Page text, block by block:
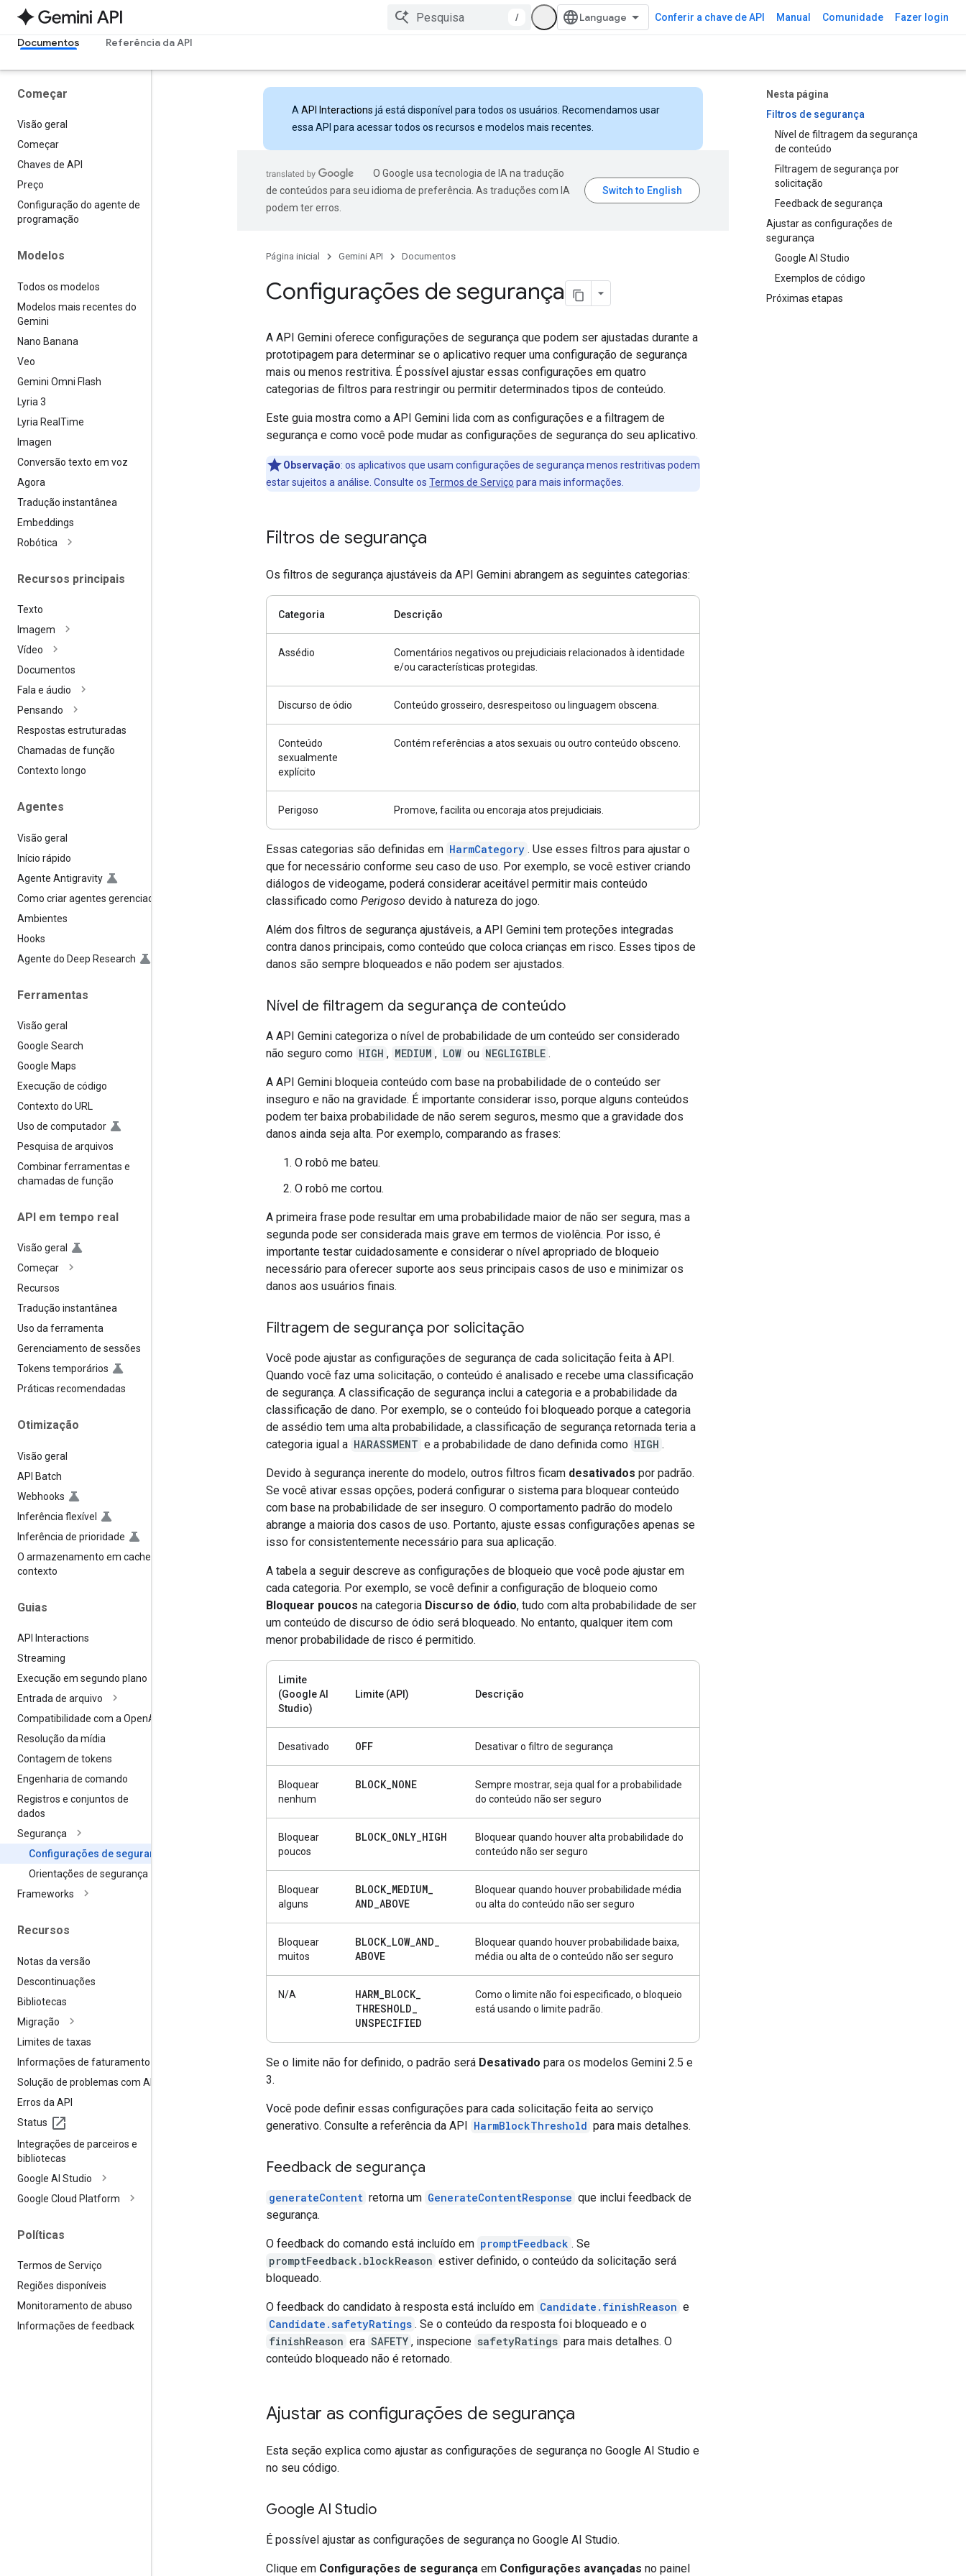
/ Conferir a chave de API Manual Comunidade Fazer login
Documentos Referência da API
Começar
Visão geral
Começar
Chaves de API
Preço
Configuração do agente de
programação
Modelos
Todos os modelos
Modelos mais recentes do
Gemini
Nano Banana
Veo
Gemini Omni Flash
Lyria 3
Lyria Real Time
Imagen
Conversão texto em voz
Agora
Tradução instantânea
Embeddings
Robótica
Recursos principais
Texto
Imagem
Vídeo
Documentos
Fala e áudio
Pensando
Respostas estruturadas
Chamadas de função
Contexto longo
Agentes
Visão geral
Início rápido
Agente Antigravity
Como criar agentes gerenciados
Ambientes
Hooks
Agente do Deep Research
Ferramentas
Visão geral
Google Search
Google Maps
Execução de código
Contexto do URL
Uso de computador
Pesquisa de arquivos
Combinar ferramentas e
chamadas de função
API em tempo real
Visão geral
Começar
Recursos
Tradução instantânea
Uso da ferramenta
Gerenciamento de sessões
Tokens temporários
Práticas recomendadas
Otimização
Visão geral
API Batch
Webhooks
Inferência flexível
Inferência de prioridade
O armazenamento em cache de
contexto
Guias
API Interactions
Streaming
Execução em segundo plano
Entrada de arquivo
Compatibilidade com a OpenAI
Resolução da mídia
Contagem de tokens
Engenharia de comando
Registros e conjuntos de
dados
Segurança
Configurações de segurança
Orientações de segurança
Frameworks
Recursos
Notas da versão
Descontinuações
Bibliotecas
Migração
Limites de taxas
Informações de faturamento
Solução de problemas com APIs
Erros da API
Status
Integrações de parceiros e
bibliotecas
Google AI Studio
Google Cloud Platform
Políticas
Termos de Serviço
Regiões disponíveis
Monitoramento de abuso
Informações de feedback
Nesta página
Filtros de segurança
Nível de filtragem da segurança
de conteúdo
Filtragem de segurança por
solicitação
Feedback de segurança
Ajustar as configurações de
segurança
Google AI Studio
Exemplos de código
Próximas etapas
A API Interactions já está disponível para todos os usuários. Recomendamos usar
essa API para acessar todos os recursos e modelos mais recentes.
O Google usa tecnologia de IA na tradução
de conteúdos para seu idioma de preferência. As traduções com IA
podem ter erros.
Página inicial Gemini API Documentos
Configurações de segurança
A API Gemini oferece configurações de segurança que podem ser ajustadas durante a
prototipagem para determinar se o aplicativo requer uma configuração de segurança
mais ou menos restritiva. É possível ajustar essas configurações em quatro
categorias de filtros para restringir ou permitir determinados tipos de conteúdo.
Este guia mostra como a API Gemini lida com as configurações e a filtragem de
segurança e como você pode mudar as configurações de segurança do seu aplicativo.
Observação: os aplicativos que usam configurações de segurança menos restritivas podem
estar sujeitos a análise. Consulte os Termos de Serviço para mais informações.
Filtros de segurança
Os filtros de segurança ajustáveis da API Gemini abrangem as seguintes categorias:
Categoria Descrição
Assédio
Comentários negativos ou prejudiciais relacionados à identidade
e/ou características protegidas.
Discurso de ódio Conteúdo grosseiro, desrespeitoso ou linguagem obscena.
Conteúdo
sexualmente
explícito
Contém referências a atos sexuais ou outro conteúdo obsceno.
Perigoso Promove, facilita ou encoraja atos prejudiciais.
Essas categorias são definidas em HarmCategory . Use esses filtros para ajustar o
que for necessário conforme seu caso de uso. Por exemplo, se você estiver criando
diálogos de videogame, poderá considerar aceitável permitir mais conteúdo
classificado como Perigoso devido à natureza do jogo.
Além dos filtros de segurança ajustáveis, a API Gemini tem proteções integradas
contra danos principais, como conteúdo que coloca crianças em risco. Esses tipos de
danos são sempre bloqueados e não podem ser ajustados.
Nível de filtragem da segurança de conteúdo
A API Gemini categoriza o nível de probabilidade de um conteúdo ser considerado
não seguro como HIGH , MEDIUM , LOW ou NEGLIGIBLE .
A API Gemini bloqueia conteúdo com base na probabilidade de o conteúdo ser
inseguro e não na gravidade. É importante considerar isso, porque alguns conteúdos
podem ter baixa probabilidade de não serem seguros, mesmo que a gravidade dos
danos ainda seja alta. Por exemplo, comparando as frases:
O robô me bateu.
O robô me cortou.
A primeira frase pode resultar em uma probabilidade maior de não ser segura, mas a
segunda pode ser considerada mais grave em termos de violência. Por isso, é
importante testar cuidadosamente e considerar o nível apropriado de bloqueio
necessário para oferecer suporte aos seus principais casos de uso e minimizar os
danos aos usuários finais.
Filtragem de segurança por solicitação
Você pode ajustar as configurações de segurança de cada solicitação feita à API.
Quando você faz uma solicitação, o conteúdo é analisado e recebe uma classificação
de segurança. A classificação de segurança inclui a categoria e a probabilidade da
classificação de dano. Por exemplo, se o conteúdo foi bloqueado porque a categoria
de assédio tem uma alta probabilidade, a classificação de segurança retornada teria a
categoria igual a HARASSMENT e a probabilidade de dano definida como HIGH .
Devido à segurança inerente do modelo, outros filtros ficam desativados por padrão.
Se você ativar essas opções, poderá configurar o sistema para bloquear conteúdo
com base na probabilidade de ser inseguro. O comportamento padrão do modelo
abrange a maioria dos casos de uso. Portanto, ajuste essas configurações apenas se
isso for consistentemente necessário para sua aplicação.
A tabela a seguir descreve as configurações de bloqueio que você pode ajustar em
cada categoria. Por exemplo, se você definir a configuração de bloqueio como
Bloquear poucos na categoria Discurso de ódio, tudo com alta probabilidade de ser
um conteúdo de discurso de ódio será bloqueado. No entanto, qualquer item com
menor probabilidade de risco é permitido.
Limite
(Google AI
Studio)
Limite (API) Descrição
Desativado OFF Desativar o filtro de segurança
Bloquear
nenhum
BLOCK_NONE
Sempre mostrar, seja qual for a probabilidade
do conteúdo não ser seguro
Bloquear
poucos
BLOCK_ONLY_HIGH
Bloquear quando houver alta probabilidade do
conteúdo não ser seguro
Bloquear
alguns
BLOCK_MEDIUM_
AND_ABOVE
Bloquear quando houver probabilidade média
ou alta do conteúdo não ser seguro
Bloquear
muitos
BLOCK_LOW_AND_
ABOVE
Bloquear quando houver probabilidade baixa,
média ou alta de o conteúdo não ser seguro
N/A HARM_BLOCK_
THRESHOLD_
UNSPECIFIED
Como o limite não foi especificado, o bloqueio
está usando o limite padrão.
Se o limite não for definido, o padrão será Desativado para os modelos Gemini 2.5 e
3.
Você pode definir essas configurações para cada solicitação feita ao serviço
generativo. Consulte a referência da API HarmBlockThreshold para mais detalhes.
Feedback de segurança
generateContent retorna um GenerateContentResponse que inclui feedback de
segurança.
O feedback do comando está incluído em promptFeedback . Se
promptFeedback.blockReason estiver definido, o conteúdo da solicitação será
bloqueado.
O feedback do candidato à resposta está incluído em Candidate.finishReason e
Candidate.safetyRatings . Se o conteúdo da resposta foi bloqueado e o
finishReason era SAFETY , inspecione safetyRatings para mais detalhes. O
conteúdo bloqueado não é retornado.
Ajustar as configurações de segurança
Esta seção explica como ajustar as configurações de segurança no Google AI Studio e
no seu código.
Google AI Studio
É possível ajustar as configurações de segurança no Google AI Studio.
Clique em Configurações de segurança em Configurações avançadas no painel